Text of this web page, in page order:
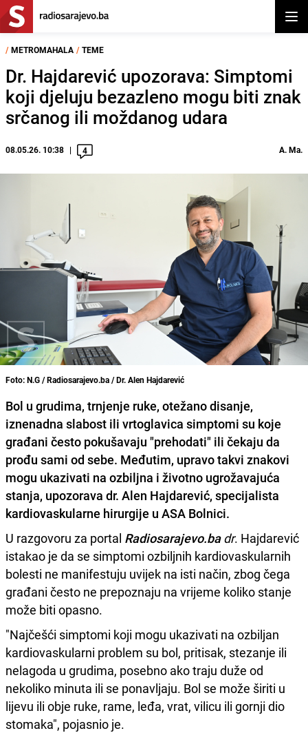
/ METROMAHALA / TEME
Dr. Hajdarević upozorava: Simptomi
koji djeluju bezazleno mogu biti znak
srčanog ili moždanog udara
08.05.26. 10:38 4 A. Ma.
Foto: N.G / Radiosarajevo.ba / Dr. Alen Hajdarević
Bol u grudima, trnjenje ruke, otežano disanje,
iznenadna slabost ili vrtoglavica simptomi su koje
građani često pokušavaju "prehodati" ili čekaju da
prođu sami od sebe. Međutim, upravo takvi znakovi
mogu ukazivati na ozbiljna i životno ugrožavajuća
stanja, upozorava dr. Alen Hajdarević, specijalista
kardiovaskularne hirurgije u ASA Bolnici.
U razgovoru za portal Radiosarajevo.badr. Hajdarević
istakao je da se simptomi ozbiljnih kardiovaskularnih
bolesti ne manifestuju uvijek na isti način, zbog čega
građani često ne prepoznaju na vrijeme koliko stanje
može biti opasno.
"Najčešći simptomi koji mogu ukazivati na ozbiljan
kardiovaskularni problem su bol, pritisak, stezanje ili
nelagoda u grudima, posebno ako traju duže od
nekoliko minuta ili se ponavljaju. Bol se može širiti u
lijevu ili obje ruke, rame, leđa, vrat, vilicu ili gornji dio
stomaka", pojasnio je.